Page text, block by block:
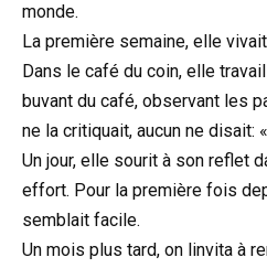
monde.
La première semaine, elle
Dans le café du coin, elle
buvant du café, observant les
ne la critiquait, aucun ne disait:
Un jour, elle sourit à son reflet
effort. Pour la première fois
semblait facile.
Un mois plus tard, on linvita à